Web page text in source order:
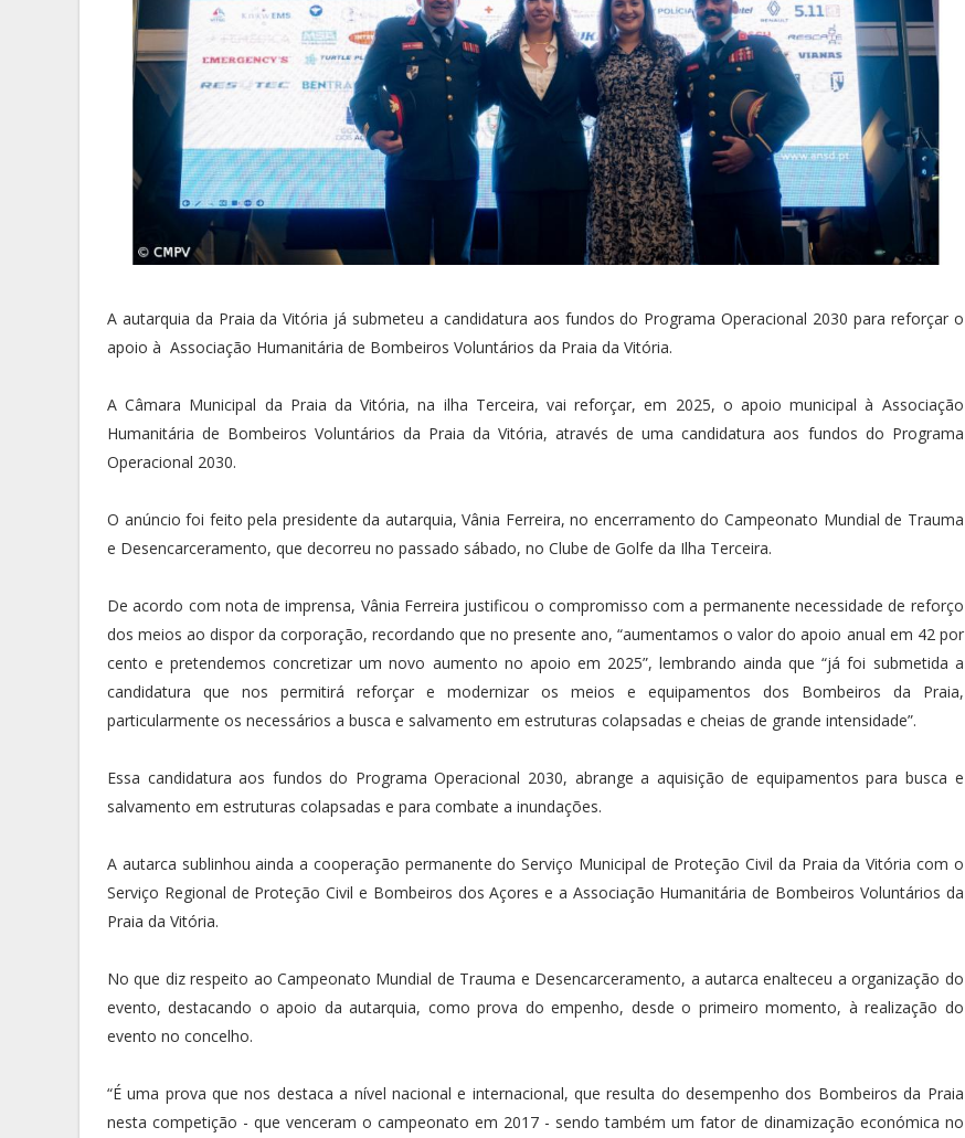
A autarquia da Praia da Vitória já submeteu a candidatura aos fundos do Programa Operacional 2030 para reforçar o
apoio à Associação Humanitária de Bombeiros Voluntários da Praia da Vitória.
A Câmara Municipal da Praia da Vitória, na ilha Terceira, vai reforçar, em 2025, o apoio municipal à Associação
Humanitária de Bombeiros Voluntários da Praia da Vitória, através de uma candidatura aos fundos do Programa
Operacional 2030.
O anúncio foi feito pela presidente da autarquia, Vânia Ferreira, no encerramento do Campeonato Mundial de Trauma
e Desencarceramento, que decorreu no passado sábado, no Clube de Golfe da Ilha Terceira.
De acordo com nota de imprensa, Vânia Ferreira justificou o compromisso com a permanente necessidade de reforço
dos meios ao dispor da corporação, recordando que no presente ano, “aumentamos o valor do apoio anual em 42 por
cento e pretendemos concretizar um novo aumento no apoio em 2025”, lembrando ainda que “já foi submetida a
candidatura que nos permitirá reforçar e modernizar os meios e equipamentos dos Bombeiros da Praia,
particularmente os necessários a busca e salvamento em estruturas colapsadas e cheias de grande intensidade”.
Essa candidatura aos fundos do Programa Operacional 2030, abrange a aquisição de equipamentos para busca e
salvamento em estruturas colapsadas e para combate a inundações.
A autarca sublinhou ainda a cooperação permanente do Serviço Municipal de Proteção Civil da Praia da Vitória com o
Serviço Regional de Proteção Civil e Bombeiros dos Açores e a Associação Humanitária de Bombeiros Voluntários da
Praia da Vitória.
No que diz respeito ao Campeonato Mundial de Trauma e Desencarceramento, a autarca enalteceu a organização do
evento, destacando o apoio da autarquia, como prova do empenho, desde o primeiro momento, à realização do
evento no concelho.
“É uma prova que nos destaca a nível nacional e internacional, que resulta do desempenho dos Bombeiros da Praia
nesta competição - que venceram o campeonato em 2017 - sendo também um fator de dinamização económica no